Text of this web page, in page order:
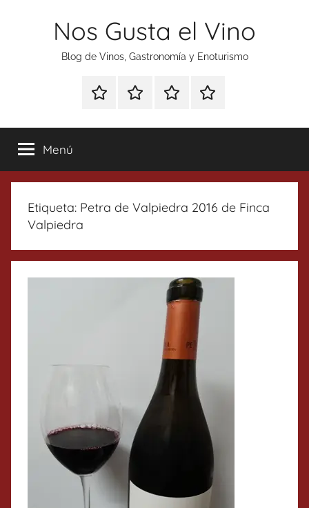
Nos Gusta el Vino
Blog de Vinos, Gastronomía y Enoturismo
Especial
Tonics
Enoturismo
Gastronomía
RankingContacto
Menú
Etiqueta: Petra de Valpiedra 2016 de Finca
Valpiedra